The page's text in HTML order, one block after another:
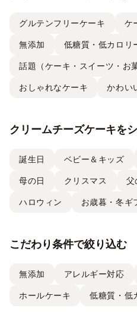
グルテンフリーケーキ ケ
無添加 低糖質・低カロリ
話題（ケーキ・スイーツ・お
おしゃれなケーキ かわい
クリームチーズケーキを
誕生日 ベビー＆キッズ
母の日 クリスマス 父
ハロウィン お歳暮・冬ギ
こだわり条件で絞り込む
無添加 アレルギー対応
ホールケーキ 低糖質・低